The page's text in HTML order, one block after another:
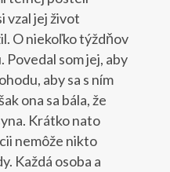
vzal jej život
O niekoľko týždňov
Povedal som jej, aby
aby sa s ním
ona sa bála, že
Krátko nato
nemôže nikto
Každá osoba a